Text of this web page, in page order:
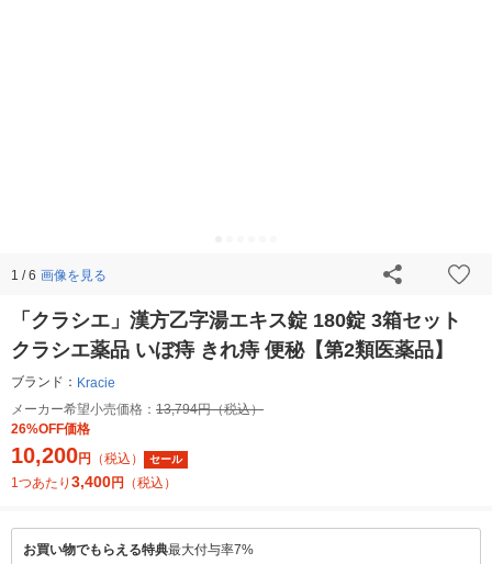
1 / 6 画像を見る
「クラシエ」漢方乙字湯エキス錠 180錠 3箱セット
クラシエ薬品 いぼ痔 きれ痔 便秘【第2類医薬品】
ブランド： Kracie
メーカー希望小売価格： 13,794円（税込）
26%OFF価格
10,200円 （税込） セール
1つあたり 3,400円 （税込）
お買い物でもらえる特典最大付与率7%